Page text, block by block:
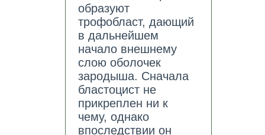
образуют
трофобласт, дающий
в дальнейшем
начало внешнему
слою оболочек
зародыша. Сначала
бластоцист не
прикреплен ни к
чему, однако
впоследствии он